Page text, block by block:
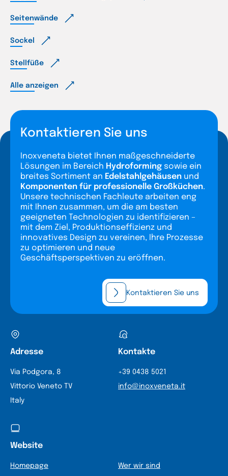
Seitenwände
Sockel
Stellfüße
Alle anzeigen
Kontaktieren Sie uns
Inoxveneta bietet Ihnen maßgeschneiderte
Lösungen im Bereich Hydroforming sowie ein
breites Sortiment an Edelstahlgehäusen und
Komponenten für professionelle Großküchen.
Unsere technischen Fachleute arbeiten eng
mit Ihnen zusammen, um die am besten
geeigneten Technologien zu identifizieren –
mit dem Ziel, Produktionseffizienz und
innovatives Design zu vereinen, Ihre Prozesse
zu optimieren und neue
Geschäftsperspektiven zu eröffnen.
Kontaktieren Sie uns
Adresse
Via Podgora, 8
Vittorio Veneto TV
Italy
Kontakte
+39 0438 5021
info@inoxveneta.it
Website
Homepage Wer wir sind